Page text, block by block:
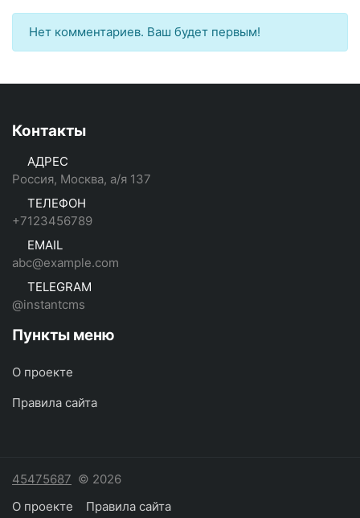
Нет комментариев. Ваш будет первым!
Контакты
АДРЕС
Россия, Москва, а/я 137
ТЕЛЕФОН
+7123456789
EMAIL
abc@example.com
TELEGRAM
@instantcms
Пункты меню
О проекте
Правила сайта
45475687 © 2026
О проекте
Правила сайта